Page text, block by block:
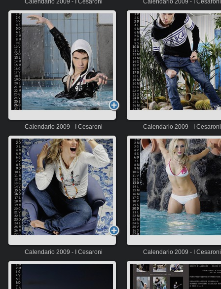
Calendario 2009 - I Cesaroni Calendario 2009 - I Cesaroni
Calendario 2009 - I Cesaroni Calendario 2009 - I Cesaroni
Calendario 2009 - I Cesaroni Calendario 2009 - I Cesaroni